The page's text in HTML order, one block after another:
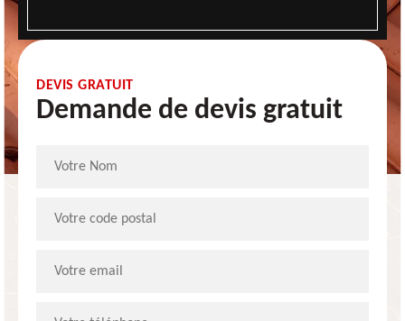
DEVIS GRATUIT
Demande de devis gratuit